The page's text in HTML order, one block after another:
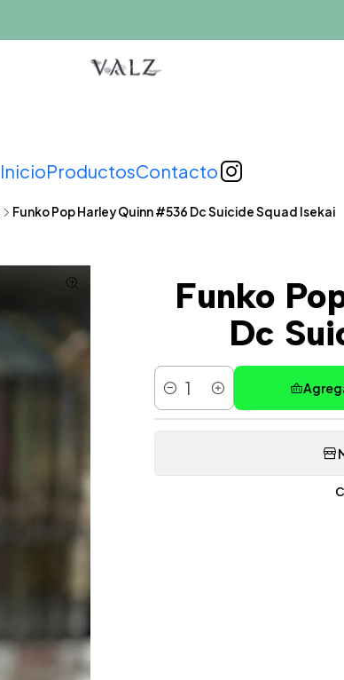
InicioProductosContacto
Funko Pop Harley Quinn #536 Dc Suicide Squad Isekai
Funko
Dc
Cantidad